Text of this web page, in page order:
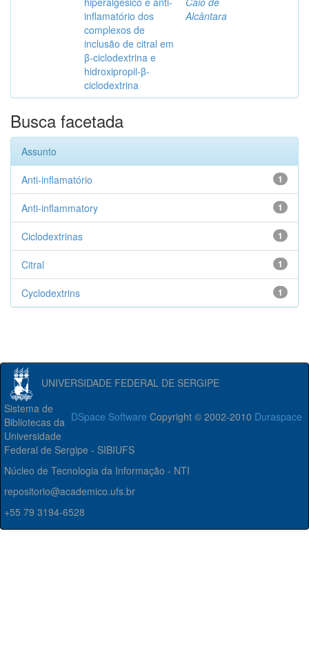
inflamatório dos
complexos de
inclusão de citral em
β-ciclodextrina e
hidroxipropil-β-
ciclodextrina
Alcântara
Busca facetada
Assunto
1
Anti-inflamatório
1
Anti-inflammatory
1
Ciclodextrinas
1
Citral
1
Cyclodextrins
UNIVERSIDADE FEDERAL DE SERGIPE
DSpace Software Copyright © 2002-2010 Duraspace
Sistema de
Bibliotecas da
Universidade
Federal de Sergipe - SIBIUFS
Núcleo de Tecnologia da Informação - NTI
repositorio@academico.ufs.br
+55 79 3194-6528